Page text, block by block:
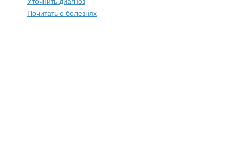
Почитать о болезнях